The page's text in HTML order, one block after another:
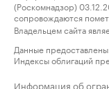
(Роскомнадзор)
сопровождаются
Владельцем сайта
Данные
Индексы облигаций
Информация об